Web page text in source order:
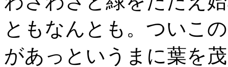
ともなんとも。ついこ
があっというまに葉を